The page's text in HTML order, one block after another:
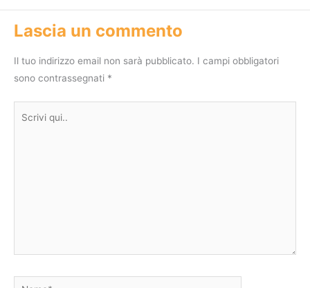
Lascia un commento
Il tuo indirizzo email non sarà pubblicato. I campi obbligatori
sono contrassegnati *
Nome*